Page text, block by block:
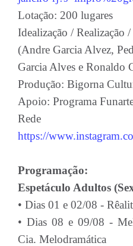
Lotação: 200 lugares
Idealização / Realização
(Andre Garcia Alvez,
Garcia Alves e Ronaldo
Produção: Bigorna
Apoio: Programa
Rede
https://
Programação:
Espetáculo Adultos
• Dias 01 e 02/08 -
• Dias 08 e 09/08 -
Cia. Melodramática